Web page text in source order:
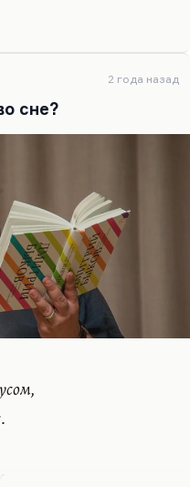
все эти упражнения.
ложных связей, из
из
превращает вашу
разрыв. Причем
с женой, с…
2 года назад
сне?